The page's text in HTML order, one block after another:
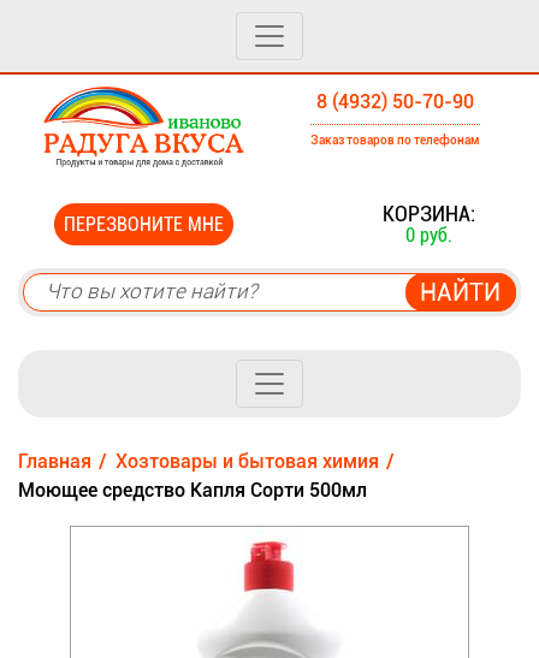
8 (4932) 50-70-90
Заказ товаров по телефонам
ПЕРЕЗВОНИТЕ МНЕ КОРЗИНА:
0 руб.
Главная
Хозтовары и бытовая химия
Моющее средство Капля Сорти 500мл